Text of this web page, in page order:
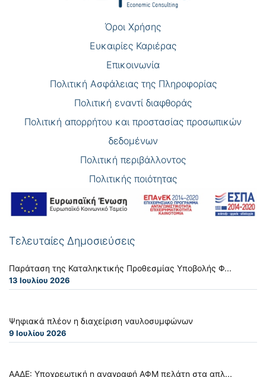
Όροι Χρήσης
Eυκαιρίες Καριέρας
Επικοινωνία
Πολιτική Ασφάλειας της Πληροφορίας
Πολιτική εναντί διαφθοράς
Πολιτική απορρήτου και προστασίας προσωπικών
δεδομένων
Πολιτική περιβάλλοντος
Πολιτικής ποιότητας
Τελευταίες Δημοσιεύσεις
Παράταση της Καταληκτικής Προθεσμίας Υποβολής Φ...
13 Ιουλίου 2026
Ψηφιακά πλέον η διαχείριση ναυλοσυμφώνων
9 Ιουλίου 2026
ΑΑΔΕ: Υποχρεωτική η αναγραφή ΑΦΜ πελάτη στα απλ...